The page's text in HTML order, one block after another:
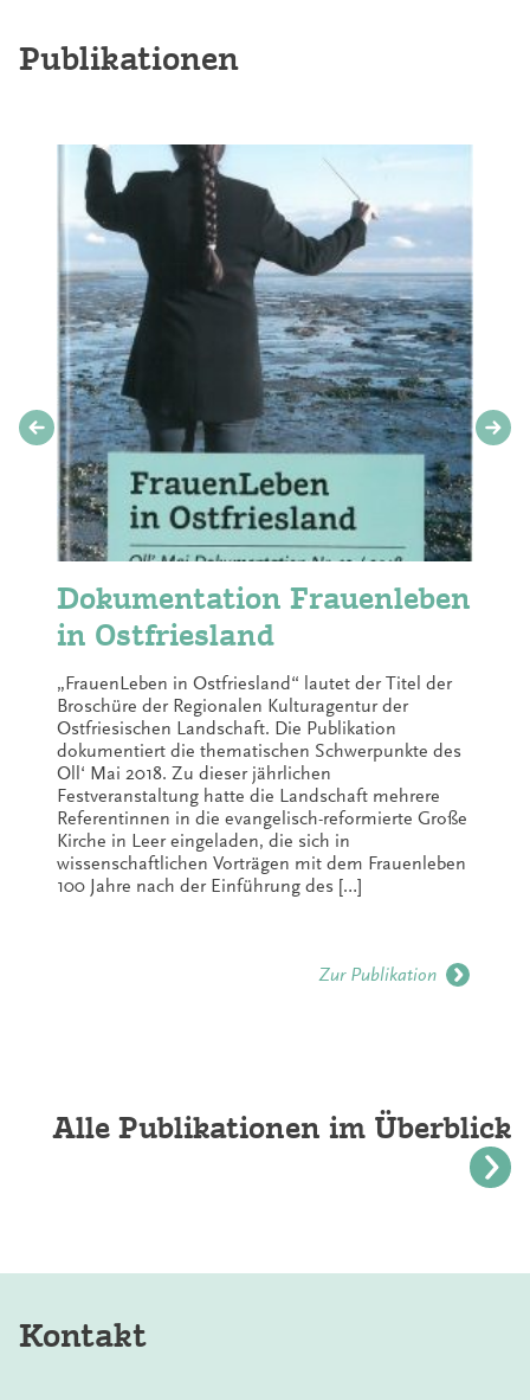
Publikationen
Dokumentation Frauenleben
in Ostfriesland
„FrauenLeben in Ostfriesland“ lautet der Titel der
Broschüre der Regionalen Kulturagentur der
Ostfriesischen Landschaft. Die Publikation
dokumentiert die thematischen Schwerpunkte des
Oll‘ Mai 2018. Zu dieser jährlichen
Festveranstaltung hatte die Landschaft mehrere
Referentinnen in die evangelisch-reformierte Große
Kirche in Leer eingeladen, die sich in
wissenschaftlichen Vorträgen mit dem Frauenleben
100 Jahre nach der Einführung des […]
Zur Publikation
Alle Publikationen im Überblick
Kontakt